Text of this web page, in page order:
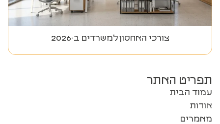
צורכי האחסון למשרדים ב-2026
תפריט האתר
עמוד הבית
אודות
מאמרים